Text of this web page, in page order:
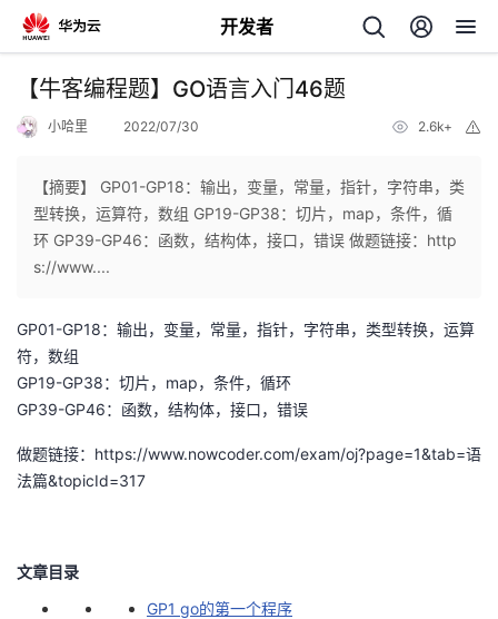
开发者
返
个
人
主
我
的
发
【牛客编程题】GO语言入门46题
小哈里 2022/07/30 2.6k+
【摘要】 GP01-GP18：输出，变量，常量，指针，字符串，类
型转换，运算符，数组 GP19-GP38：切片，map，条件，循
环 GP39-GP46：函数，结构体，接口，错误 做题链接：http
s://www....
GP01-GP18：输出，变量，常量，指针，字符串，类型转换，运算
符，数组
GP19-GP38：切片，map，条件，循环
GP39-GP46：函数，结构体，接口，错误
做题链接：https://www.nowcoder.com/exam/oj?page=1&tab=语
法篇&topicId=317
文章目录
GP1 go的第一个程序